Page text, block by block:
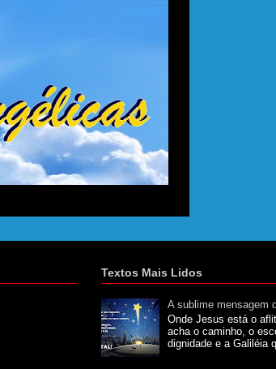
Textos Mais Lidos
A sublime mensagem
Onde Jesus está o
acha o caminho, o
dignidade e a Galiléia